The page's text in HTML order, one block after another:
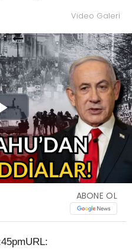
Video Galeri
Play
Video
ABONE OL
URL: